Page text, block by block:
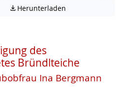
 Herunterladen
des
Bründlteiche
Ina Bergmann